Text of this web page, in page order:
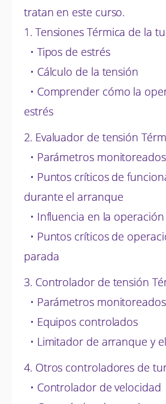
tratan en este curso.
1. Tensiones Térmica de la
• Tipos de estrés
• Cálculo de la tensión
• Comprender cómo la
estrés
2. Evaluador de tensión
• Parámetros monitoreados
• Puntos críticos de
durante el arranque
• Influencia en la operación
• Puntos críticos de
parada
3. Controlador de tensión
• Parámetros monitoreados
• Equipos controlados
• Limitador de arranque y
4. Otros controladores de
• Controlador de velocidad